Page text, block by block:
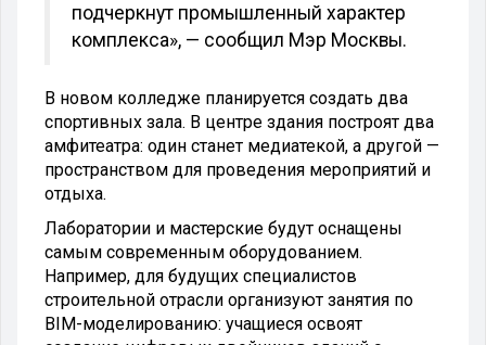
подчеркнут промышленный характер
комплекса», — сообщил Мэр Москвы.
В новом колледже планируется создать два
спортивных зала. В центре здания построят два
амфитеатра: один станет медиатекой, а другой —
пространством для проведения мероприятий и
отдыха.
Лаборатории и мастерские будут оснащены
самым современным оборудованием.
Например, для будущих специалистов
строительной отрасли организуют занятия по
BIM-моделированию: учащиеся освоят